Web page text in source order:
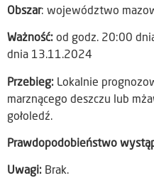
Obszar: województwo
Ważność: od godz. 20:00
dnia 13.11.2024
Przebieg: Lokalnie
marznącego deszczu lub
gołoledź.
Prawdopodobieństwo
Uwagi: Brak.